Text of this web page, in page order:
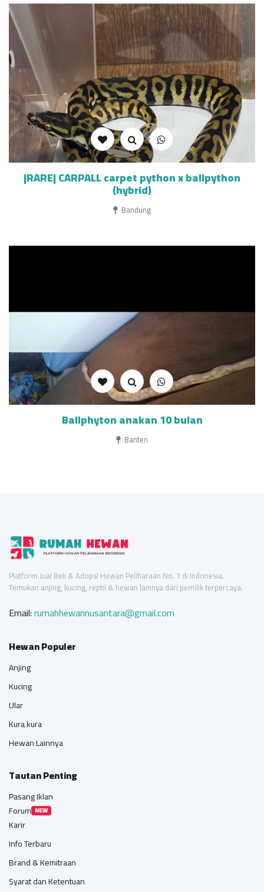
|RARE| CARPALL carpet python x ballpython
(hybrid)
Bandung
Ballphyton anakan 10 bulan
Banten
Platform Jual Beli & Adopsi Hewan Peliharaan No. 1 di Indonesia.
Temukan anjing, kucing, reptil & hewan lainnya dari pemilik terpercaya.
Email:rumahhewannusantara@gmail.com
Hewan Populer
Anjing
Kucing
Ular
Kura kura
Hewan Lainnya
Tautan Penting
Pasang Iklan
Forum NEW
Karir
Info Terbaru
Brand & Kemitraan
Syarat dan Ketentuan